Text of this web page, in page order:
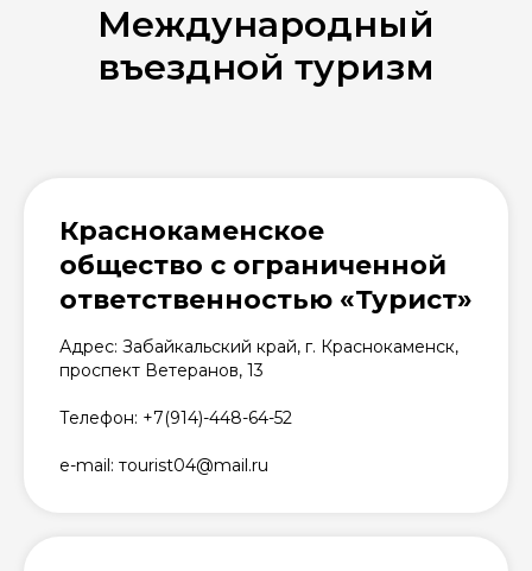
Международный
въездной туризм
Краснокаменское
общество с ограниченной
ответственностью «Турист»
Адрес: Забайкальский край, г. Краснокаменск,
проспект Ветеранов, 13
Телефон: +7(914)-448-64-52
e-mail: тourist04@mail.ru